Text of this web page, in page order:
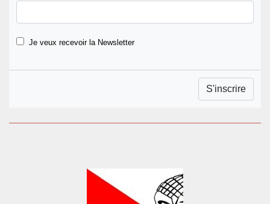
Je veux recevoir la Newsletter